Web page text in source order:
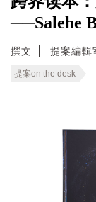
──Salehe
撰文 提案編輯
提案on the desk